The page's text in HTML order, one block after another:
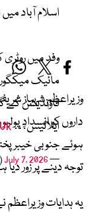
اسلام آباد
وفد میں روٹری
فاؤنڈیشن
ایلائیس…
— Prime Minister's Office (@PakPMO)
July 7, 2026
وزیراعظم شہباز
داروں کو انسدادِ
ہوئے جنوبی
توجہ دینے پر زور دیا
یہ ہدایات وزیراعظم